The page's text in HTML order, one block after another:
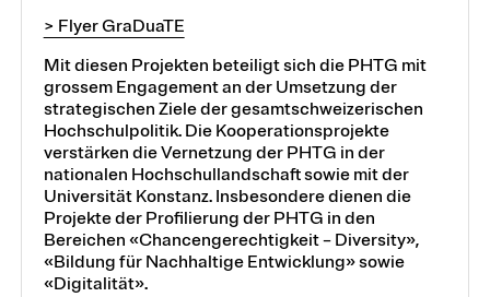
> Flyer GraDuaTE
Mit diesen Projekten beteiligt sich die PHTG mit
grossem Engagement an der Umsetzung der
strategischen Ziele der gesamtschweizerischen
Hochschulpolitik. Die Kooperationsprojekte
verstärken die Vernetzung der PHTG in der
nationalen Hochschullandschaft sowie mit der
Universität Konstanz. Insbesondere dienen die
Projekte der Profilierung der PHTG in den
Bereichen «Chancengerechtigkeit – Diversity»,
«Bildung für Nachhaltige Entwicklung» sowie
«Digitalität».